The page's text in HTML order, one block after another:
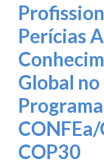
Perícias
Global no
COP30